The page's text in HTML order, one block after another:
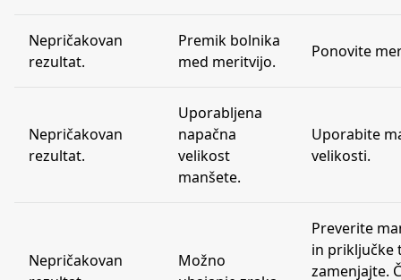
Nepričakovan
rezultat.
Premik bolnika
med meritvijo.
Ponovite
Nepričakovan
rezultat.
Uporabljena
napačna
velikost
manšete.
Uporabite
velikosti.
Nepričakovan
Možno
Preverite
in priključke
zamenjajte.